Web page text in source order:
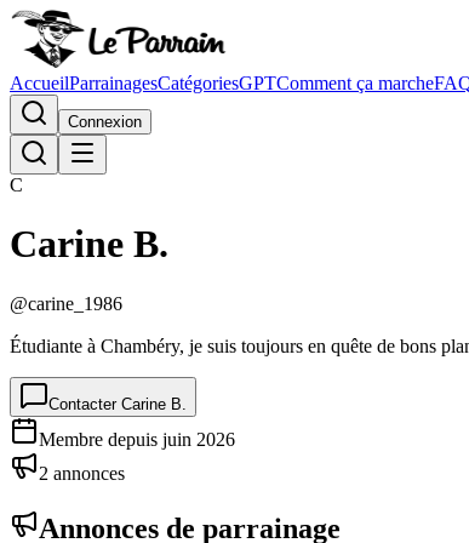
AccueilParrainagesCatégoriesGPTComment ça marche
Connexion
C
Carine B.
@carine_1986
Étudiante à Chambéry, je suis toujours en quête de bons
ContacterCarine B.
Membre depuis juin 2026
2 annonces
Annonces de parrainage